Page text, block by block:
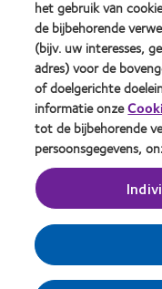
Nieuwscentrum
Contact
Legal
Privacybeleid
Cookie beleid
Servicevoorwaarden
het gebruik van
de bijbehorende
(bijv. uw interesses,
adres) voor de
of doelgerichte
informatie onze
tot de bijbehorende
persoonsgegevens,